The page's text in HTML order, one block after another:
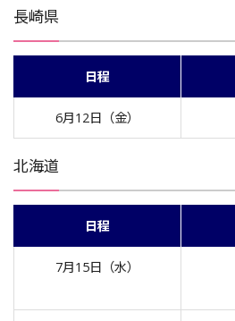
長崎県
日程
6月12日（金）
北海道
日程
7月15日（水）